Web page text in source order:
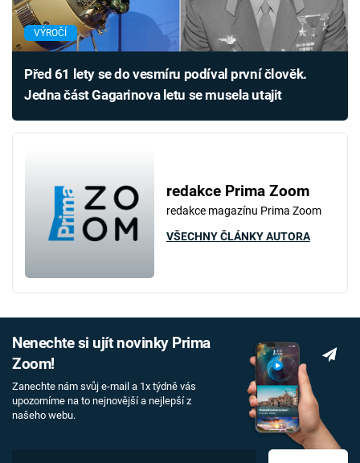
VÝROČÍ
Před 61 lety se do vesmíru podíval první člověk.
Jedna část Gagarinova letu se musela utajit
redakce Prima Zoom
redakce magazínu Prima Zoom
VŠECHNY ČLÁNKY AUTORA
Nenechte si ujít novinky Prima
Zoom!
Zanechte nám svůj e-mail a 1x týdně vás
upozorníme na to nejnovější a nejlepší z
našeho webu.